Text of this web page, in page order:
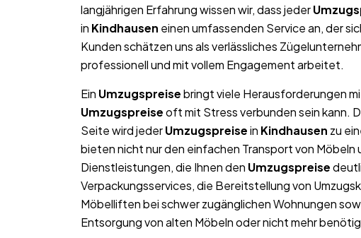
langjährigen Erfahrung wissen wir, dass jeder
in Kindhausen einen umfassenden Service an, der
Kunden schätzen uns als verlässliches
professionell und mit vollem Engagement arbeitet.
Ein Umzugspreisebringt viele Herausforderungen
Umzugspreiseoft mit Stress verbunden sein kann.
Seite wird jederUmzugspreisein Kindhausen zu
bieten nicht nur den einfachen Transport von
Dienstleistungen, die Ihnen den Umzugspreise
Verpackungsservices, die Bereitstellung von
Möbelliften bei schwer zugänglichen Wohnungen
Entsorgung von alten Möbeln oder nicht mehr